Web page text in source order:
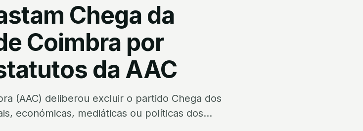
Chega da
Coimbra por
da AAC
(AAC) deliberou excluir o partido Chega dos
económicas, mediáticas ou políticas dos...